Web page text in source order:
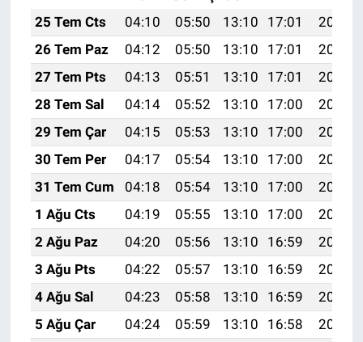
25 Tem Cts
04:10 05:50 13:10 17:01
20:21
26 Tem Paz
04:12 05:50 13:10 17:01
20:21
27 Tem Pts
04:13 05:51 13:10 17:01
20:20
28 Tem Sal
04:14 05:52 13:10 17:00
20:19
29 Tem Çar
04:15 05:53 13:10 17:00
20:18
30 Tem Per
04:17 05:54 13:10 17:00
20:17
31 Tem Cum
04:18 05:54 13:10 17:00
20:16
1 Ağu Cts
04:19 05:55 13:10 17:00
20:15
2 Ağu Paz
04:20 05:56 13:10 16:59
20:14
3 Ağu Pts
04:22 05:57 13:10 16:59
20:13
4 Ağu Sal
04:23 05:58 13:10 16:59
20:12
5 Ağu Çar
04:24 05:59 13:10 16:58
20:11